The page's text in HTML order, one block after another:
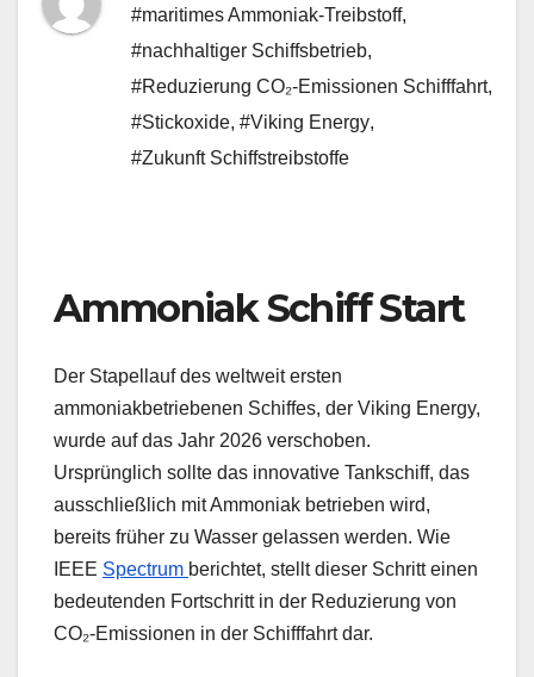
#maritimes Ammoniak-Treibstoff,
#nachhaltiger Schiffsbetrieb,
#Reduzierung CO₂-Emissionen Schifffahrt,
#Stickoxide, #Viking Energy,
#Zukunft Schiffstreibstoffe
Ammoniak Schiff Start
Der Stapellauf des weltweit ersten
ammoniakbetriebenen Schiffes, der Viking Energy,
wurde auf das Jahr 2026 verschoben.
Ursprünglich sollte das innovative Tankschiff, das
ausschließlich mit Ammoniak betrieben wird,
bereits früher zu Wasser gelassen werden. Wie
IEEE Spectrum berichtet, stellt dieser Schritt einen
bedeutenden Fortschritt in der Reduzierung von
CO₂-Emissionen in der Schifffahrt dar.